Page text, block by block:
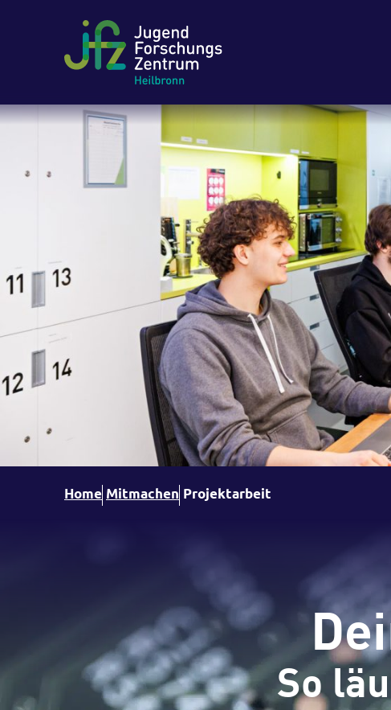
Home Mitmachen Projektarbeit
So